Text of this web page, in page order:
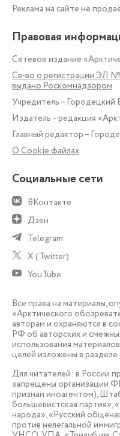
Реклама на сайте не
Правовая
Сетевое издание
Св-во о регистрации ЭЛ
выдано Роскомнадзором
Учредитель – Городецкий
Издатель – редакция
Главный редактор –
О Сookie файлах
Социальные сети
ВКонтакте
Дзен
Telegram
X (Twitter)
YouTube
Все права на материалы,
«Арктического
авторам и охраняются в
РФ об авторских и
использования
целей изложены в разделе
Для читателей: в России
запрещены организации
признан иноагентом),
большевистская партия»,
народа», «Русский
против нелегальной